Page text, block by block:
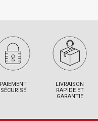
PAIEMENT
SÉCURISÉ
LIVRAISON
RAPIDE ET
GARANTIE